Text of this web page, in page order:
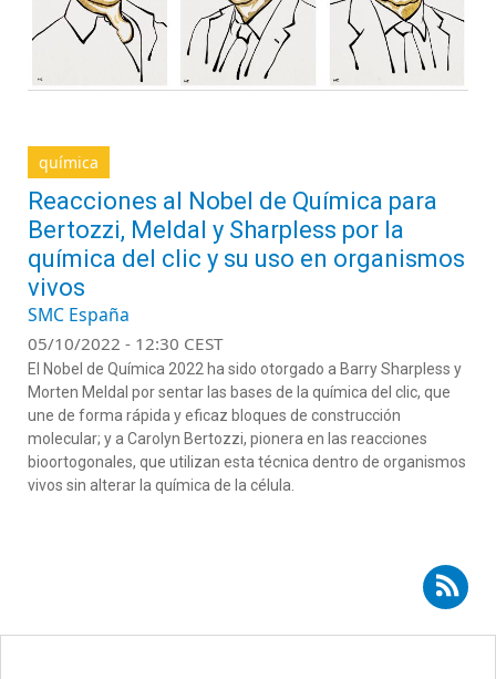
química
Reacciones al Nobel de Química para
Bertozzi, Meldal y Sharpless por la
química del clic y su uso en organismos
vivos
SMC España
05/10/2022 - 12:30 CEST
El Nobel de Química 2022 ha sido otorgado a BarrySharpless y
Morten Meldal porsentar las bases de la química del clic, que
une de forma rápida y eficaz bloques de construcción
molecular; y aCarolyn Bertozzi, pionera en las reacciones
bioortogonales, que utilizan estatécnicadentro de organismos
vivos sin alterar la química de la célula.
Suscribirse a RSS - Milagros Piñol